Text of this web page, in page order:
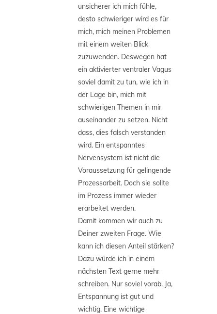
unsicherer ich mich fühle,
desto schwieriger wird es für
mich, mich meinen Problemen
mit einem weiten Blick
zuzuwenden. Deswegen hat
ein aktivierter ventraler Vagus
soviel damit zu tun, wie ich in
der Lage bin, mich mit
schwierigen Themen in mir
auseinander zu setzen. Nicht
dass, dies falsch verstanden
wird. Ein entspanntes
Nervensystem ist nicht die
Voraussetzung für gelingende
Prozessarbeit. Doch sie sollte
im Prozess immer wieder
erarbeitet werden.
Damit kommen wir auch zu
Deiner zweiten Frage. Wie
kann ich diesen Anteil stärken?
Dazu würde ich in einem
nächsten Text gerne mehr
schreiben. Nur soviel vorab. Ja,
Entspannung ist gut und
wichtig. Eine wichtige